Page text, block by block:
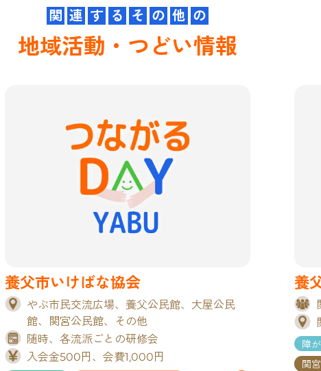
関 連 す る そ の 他 の
地域活動・つどい情報
養父市いけばな協会
やぶ市民交流広場、養父公民館、大屋公民
館、関宮公民館、その他
随時、各流派ごとの研修会
入会金500円、会費1,000円
養
障
関宮